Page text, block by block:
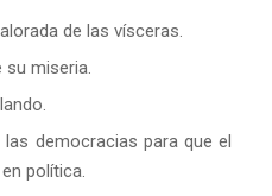
de las vísceras.
su miseria.
las democracias para que el
política.